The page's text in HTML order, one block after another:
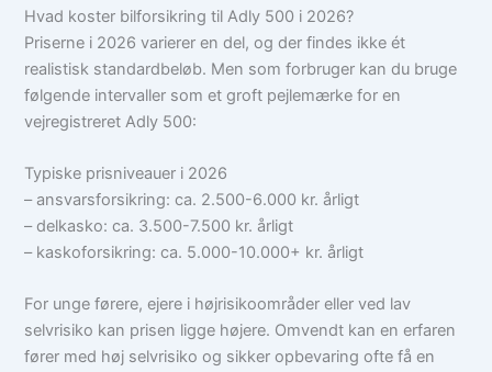
Hvad koster bilforsikring til Adly 500 i 2026?
Priserne i 2026 varierer en del, og der findes ikke ét
realistisk standardbeløb. Men som forbruger kan du bruge
følgende intervaller som et groft pejlemærke for en
vejregistreret Adly 500:
Typiske prisniveauer i 2026
– ansvarsforsikring: ca. 2.500-6.000 kr. årligt
– delkasko: ca. 3.500-7.500 kr. årligt
– kaskoforsikring: ca. 5.000-10.000+ kr. årligt
For unge førere, ejere i højrisikoområder eller ved lav
selvrisiko kan prisen ligge højere. Omvendt kan en erfaren
fører med høj selvrisiko og sikker opbevaring ofte få en